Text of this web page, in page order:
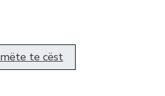
mëte te cëst